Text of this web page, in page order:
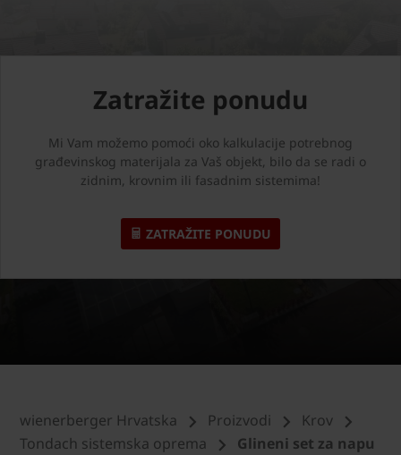
Zatražite ponudu
Mi Vam možemo pomoći oko kalkulacije potrebnog
građevinskog materijala za Vaš objekt, bilo da se radi o
zidnim, krovnim ili fasadnim sistemima!
ZATRAŽITE PONUDU
wienerberger Hrvatska Proizvodi
Krov
Tondach sistemska oprema
Glineni set za napu